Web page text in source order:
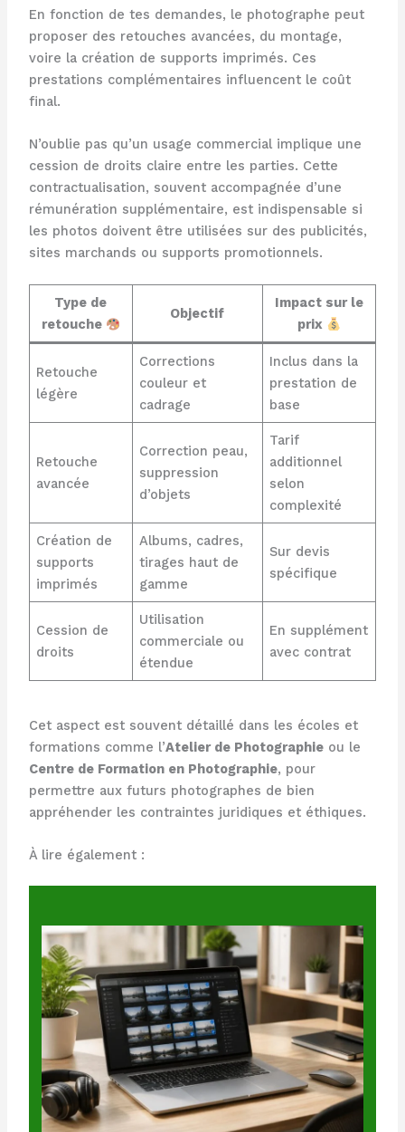
En fonction de tes demandes, le photographe peut
proposer des retouches avancées, du montage,
voire la création de supports imprimés. Ces
prestations complémentaires influencent le coût
final.
N’oublie pas qu’un usage commercial implique une
cession de droits claire entre les parties. Cette
contractualisation, souvent accompagnée d’une
rémunération supplémentaire, est indispensable si
les photos doivent être utilisées sur des publicités,
sites marchands ou supports promotionnels.
Type de
retouche
Objectif
Impact sur le
prix
Retouche
légère
Corrections
couleur et
cadrage
Inclus dans la
prestation de
base
Retouche
avancée
Correction peau,
suppression
d’objets
Tarif
additionnel
selon
complexité
Création de
supports
imprimés
Albums, cadres,
tirages haut de
gamme
Sur devis
spécifique
Cession de
droits
Utilisation
commerciale ou
étendue
En supplément
avec contrat
Cet aspect est souvent détaillé dans les écoles et
formations comme l’Atelier de Photographieou le
Centre de Formation en Photographie, pour
permettre aux futurs photographes de bien
appréhender les contraintes juridiques et éthiques.
À lire également :